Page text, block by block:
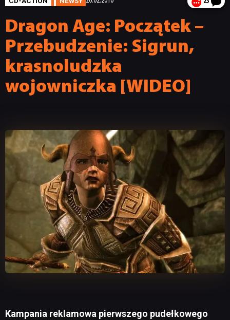
Dragon Age: Początek –
Przebudzenie: Sigrun,
krasnoludzka
wojowniczka [WIDEO]
Kampania reklamowa pierwszego pudełkowego